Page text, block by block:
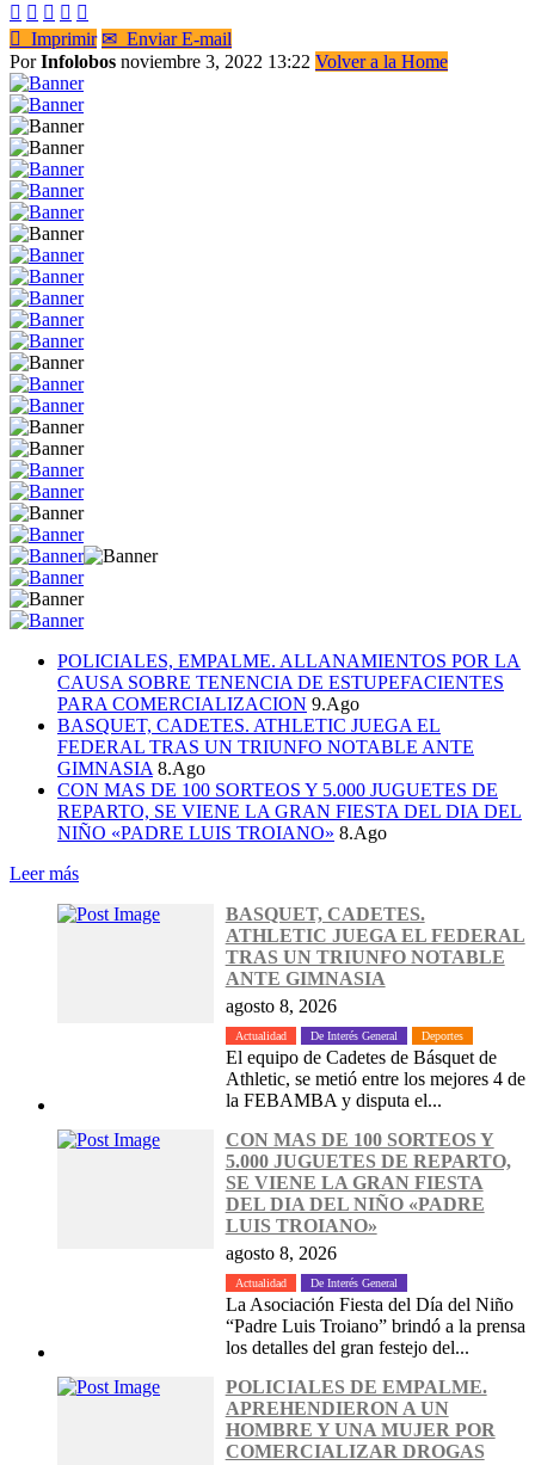
    
 Imprimir ✉ Enviar E-mail
PorInfolobos noviembre 3, 2022 13:22 Volver a la Home
POLICIALES, EMPALME. ALLANAMIENTOS POR LA
CAUSA SOBRE TENENCIA DE ESTUPEFACIENTES
PARA COMERCIALIZACION 9.Ago
BASQUET, CADETES. ATHLETIC JUEGA EL
FEDERAL TRAS UN TRIUNFO NOTABLE ANTE
GIMNASIA 8.Ago
CON MAS DE 100 SORTEOS Y 5.000 JUGUETES DE
REPARTO, SE VIENE LA GRAN FIESTA DEL DIA DEL
NIÑO «PADRE LUIS TROIANO» 8.Ago
Leer más
BASQUET, CADETES.
ATHLETIC JUEGA EL FEDERAL
TRAS UN TRIUNFO NOTABLE
ANTE GIMNASIA
agosto 8, 2026
Actualidad De Interés General Deportes
El equipo de Cadetes de Básquet de
Athletic, se metió entre los mejores 4 de
la FEBAMBA y disputa el...
CON MAS DE 100 SORTEOS Y
5.000 JUGUETES DE REPARTO,
SE VIENE LA GRAN FIESTA
DEL DIA DEL NIÑO «PADRE
LUIS TROIANO»
agosto 8, 2026
Actualidad De Interés General
La Asociación Fiesta del Día del Niño
“Padre Luis Troiano” brindó a la prensa
los detalles del gran festejo del...
POLICIALES DE EMPALME.
APREHENDIERON A UN
HOMBRE Y UNA MUJER POR
COMERCIALIZAR DROGAS